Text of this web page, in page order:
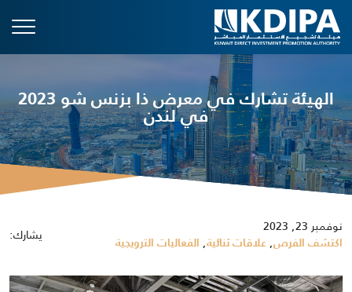
الهيئة تشارك في معرض ذا بزنس شو 2023
في لندن
نوفمبر 23, 2023
اكتشف الفرص, علاقات ثنائية, الفعاليات الترويجية يشارك: